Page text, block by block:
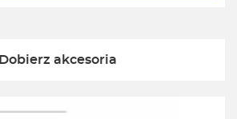
Dobierz akcesoria